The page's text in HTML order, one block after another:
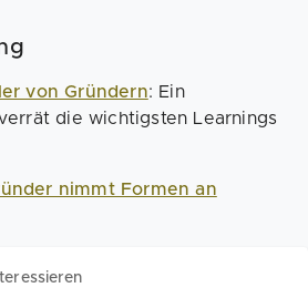
von Gründern: Ein
die wichtigsten Learnings
nimmt Formen an